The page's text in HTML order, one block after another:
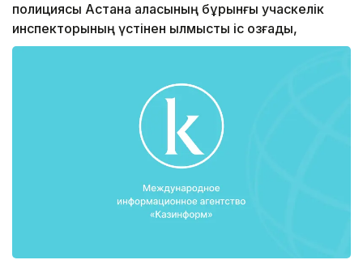
полициясы Астана қаласының бұрынғы учаскелік
инспекторының үстінен қылмыстық іс қозғады,